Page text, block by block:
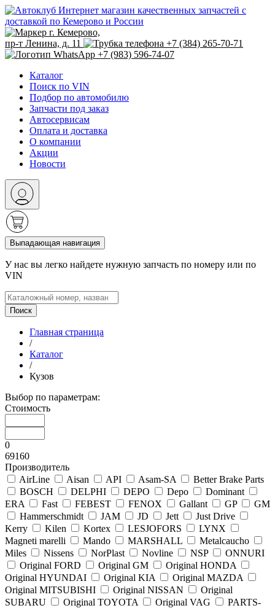
Интернет магазин качественных запчастей с
доставкой по Кемерово и России
г. Кемерово,
пр-т Ленина, д. 11
+7 (384) 265-70-71
+7 (983) 596-74-07
Каталог
Поиск по VIN
Подбор по автомобилю
Запчасти под заказ
Автосервисам
Оплата и доставка
О компании
Акции
Новости
Выпадающая навигация
У нас вы легко найдете нужную запчасть по номеру или по
VIN
Поиск
Главная страница
/
Каталог
/
Кузов
Выбор по параметрам:
Стоимость
0
69160
Производитель
AirLine
Aisan API Asam-SA
Better Brake Parts
BOSCH
DELPHI DEPO Depo
Dominant
ERA
Fast FEBEST FENOX Gallant GP
GМ
Hammerschmidt
JAM JD Jett
Just Drive
Kerry
Kilen Kortex LESJOFORS
LYNX
Magneti marelli
Mando MARSHALL
Metalcaucho
Miles
Nissens NorPlast Novline NSP
ONNURI
Original FORD
Original GM
Original HONDA
Original HYUNDAI
Original KIA
Original MAZDA
Original MITSUBISHI
Original NISSAN
Original
SUBARU
Original TOYOTA Original VAG
PARTS-